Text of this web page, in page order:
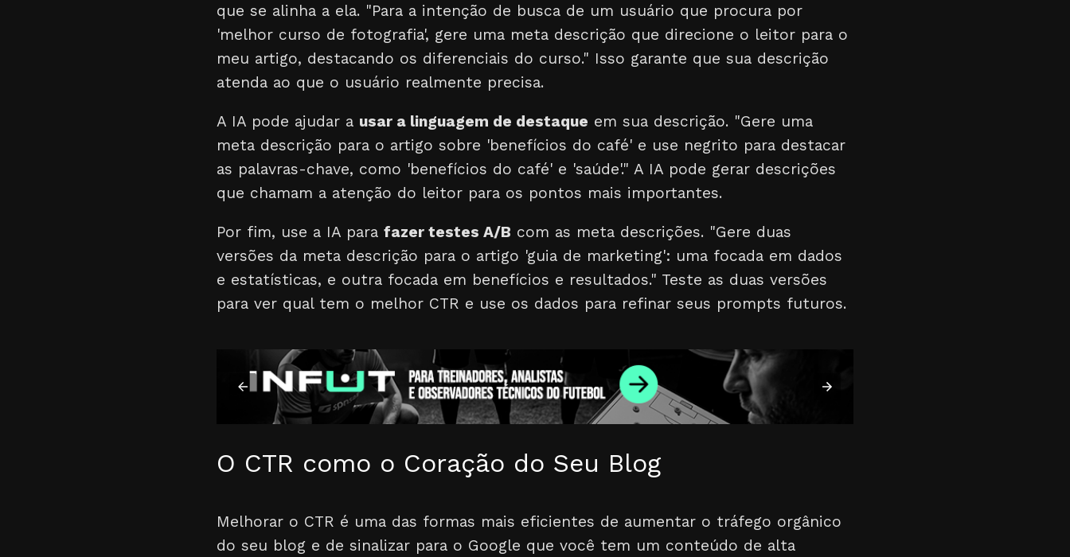
que se alinha a ela. "Para a intenção de busca de um usuário que procura por
'melhor curso de fotografia', gere uma meta descrição que direcione o leitor para o
meu artigo, destacando os diferenciais do curso." Isso garante que sua descrição
atenda ao que o usuário realmente precisa.
A IA pode ajudar a usar a linguagem de destaque em sua descrição. "Gere uma
meta descrição para o artigo sobre 'benefícios do café' e use negrito para destacar
as palavras-chave, como 'benefícios do café' e 'saúde'." A IA pode gerar descrições
que chamam a atenção do leitor para os pontos mais importantes.
Por fim, use a IA para fazer testes A/B com as meta descrições. "Gere duas
versões da meta descrição para o artigo 'guia de marketing': uma focada em dados
e estatísticas, e outra focada em benefícios e resultados." Teste as duas versões
para ver qual tem o melhor CTR e use os dados para refinar seus prompts futuros.
O CTR como o Coração do Seu Blog
Melhorar o CTR é uma das formas mais eficientes de aumentar o tráfego orgânico
do seu blog e de sinalizar para o Google que você tem um conteúdo de alta